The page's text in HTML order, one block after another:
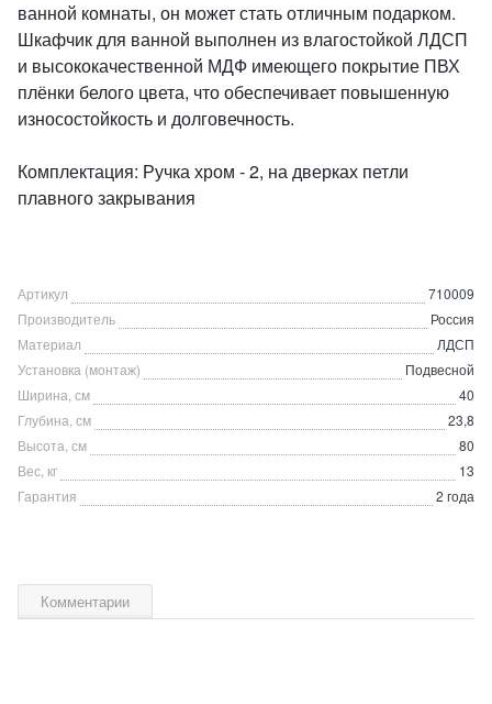
ванной комнаты, он может стать отличным подарком.
Шкафчик для ванной выполнен из влагостойкой ЛДСП
и высококачественной МДФ имеющего покрытие ПВХ
плёнки белого цвета, что обеспечивает повышенную
износостойкость и долговечность.
Комплектация: Ручка хром - 2, на дверках петли
плавного закрывания
Артикул
710009
Производитель
Россия
Материал
ЛДСП
Установка (монтаж)
Подвесной
Ширина, см
40
Глубина, см
23,8
Высота, см
80
Вес, кг
13
Гарантия
2 года
Комментарии